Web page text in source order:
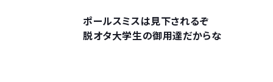
ポールスミスは見下されるぞ
脱オタ大学生の御用達だからな